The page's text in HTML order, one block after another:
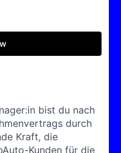
bist du nach
durch
Kraft, die
Kunden für die